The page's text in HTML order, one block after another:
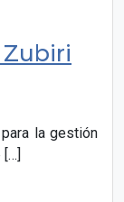
la gestión
[…]